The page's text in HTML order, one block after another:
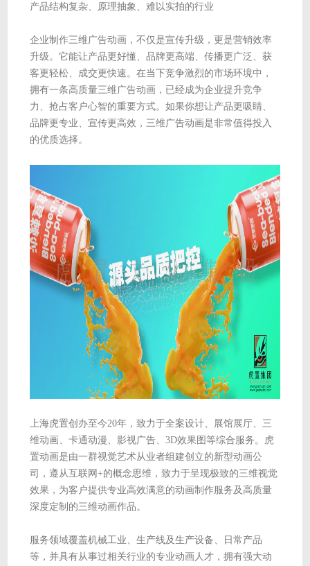
产品结构复杂、原理抽象、难以实拍的行业
企业制作三维广告动画，不仅是宣传升级，更是营销效率
升级。它能让产品更好懂、品牌更高端、传播更广泛、获
客更轻松、成交更快速。在当下竞争激烈的市场环境中，
拥有一条高质量三维广告动画，已经成为企业提升竞争
力、抢占客户心智的重要方式。如果你想让产品更吸睛、
品牌更专业、宣传更高效，三维广告动画是非常值得投入
的优质选择。
上海虎置创办至今20年，致力于全案设计、展馆展厅、三
维动画、卡通动漫、影视广告、3D效果图等综合服务。虎
置动画是由一群视觉艺术从业者组建创立的新型动画公
司，遵从互联网+的概念思维，致力于呈现极致的三维视觉
效果，为客户提供专业高效满意的动画制作服务及高质量
深度定制的三维动画作品。
服务领域覆盖机械工业、生产线及生产设备、日常产品
等，并具有从事过相关行业的专业动画人才，拥有强大动